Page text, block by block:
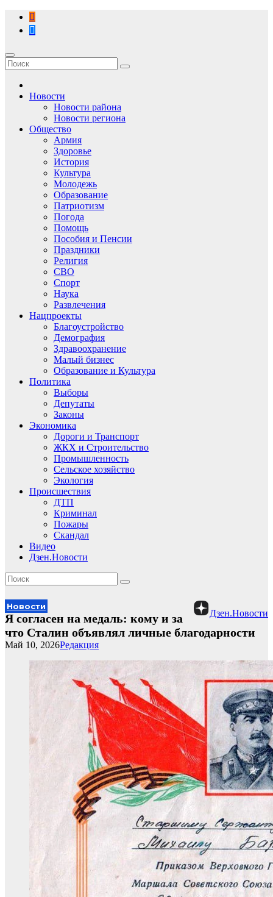
Перейти
содержимому
Новости
Новости района
Новости региона
Общество
Армия
Здоровье
История
Культура
Молодежь
Образование
Патриотизм
Погода
Помощь
Пособия и Пенсии
Праздники
Религия
СВО
Спорт
Наука
Развлечения
Нацпроекты
Благоустройство
Демография
Здравоохранение
Малый бизнес
Образование и Культура
Политика
Выборы
Депутаты
Законы
Экономика
Дороги и Транспорт
ЖКХ и Строительство
Промышленность
Сельское хозяйство
Экология
Происшествия
ДТП
Криминал
Пожары
Скандал
Видео
Дзен.Новости
Дзен.Новости
Новости
Я согласен на медаль: кому и за
что Сталин объявлял личные благодарности
Редакция
Май 10, 2026